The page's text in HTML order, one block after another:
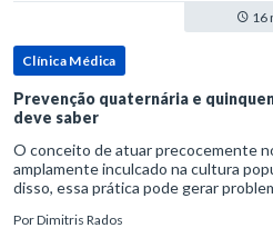
16
Clínica Médica
Prevenção quaternária e
deve saber
O conceito de atuar precocemente
amplamente inculcado na cultura
disso, essa prática pode gerar
PorDimitris Rados